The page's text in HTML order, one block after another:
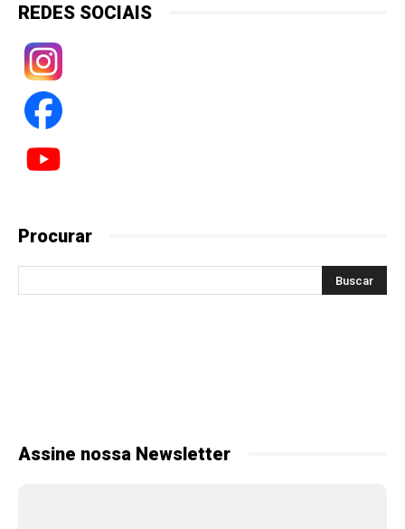
REDES SOCIAIS
Procurar
Assine nossa Newsletter